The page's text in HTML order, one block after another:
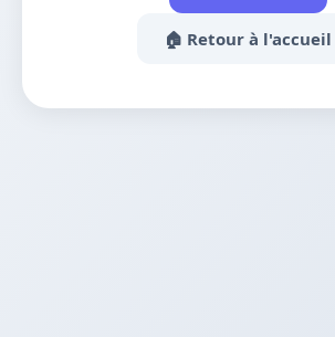
🏠 Retour à l'accueil